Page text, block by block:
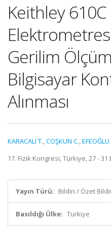
Keithley 610C
Gerilim
Bilgisayar
Alınması
KARACALI T.,COŞKUN C.,EFEOĞLU
17. Fizik Kongresi, Türkiye, 27 - 31
Yayın Türü: Bildiri / Özet
Basıldığı Ülke: Türkiye